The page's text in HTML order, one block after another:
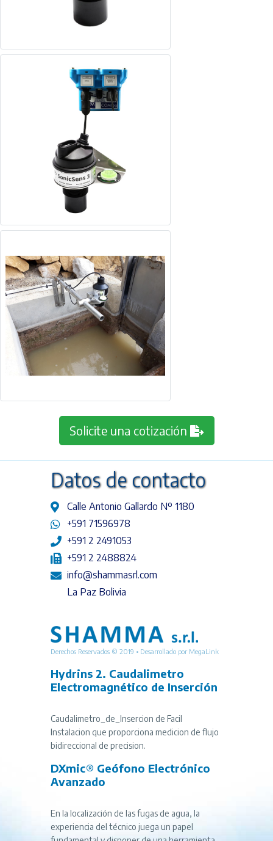
Solicite una cotización
Datos de contacto
Calle Antonio Gallardo Nº 1180
+591 71596978
+591 2 2491053
+591 2 2488824
info@shammasrl.com
La Paz Bolivia
Derechos Reservados © 2019 • Desarrollado por MegaLink
Hydrins 2. Caudalimetro
Electromagnético de Inserción
Caudalimetro_de_Insercion de Facil
Instalacion que proporciona medicion de flujo
bidireccional de precision.
DXmic® Geófono Electrónico
Avanzado
En la localización de las fugas de agua, la
experiencia del técnico juega un papel